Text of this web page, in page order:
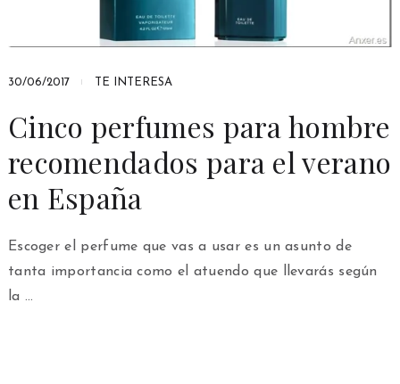
30/06/2017 TE INTERESA
Cinco perfumes para hombre
recomendados para el verano
en España
Escoger el perfume que vas a usar es un asunto de
tanta importancia como el atuendo que llevarás según
la …